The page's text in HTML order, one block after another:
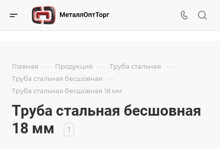
Главная — Продукция — Труба стальная —
Труба стальная бесшовная —
Труба стальная бесшовная 18 мм
Труба стальная бесшовная
18 мм
1